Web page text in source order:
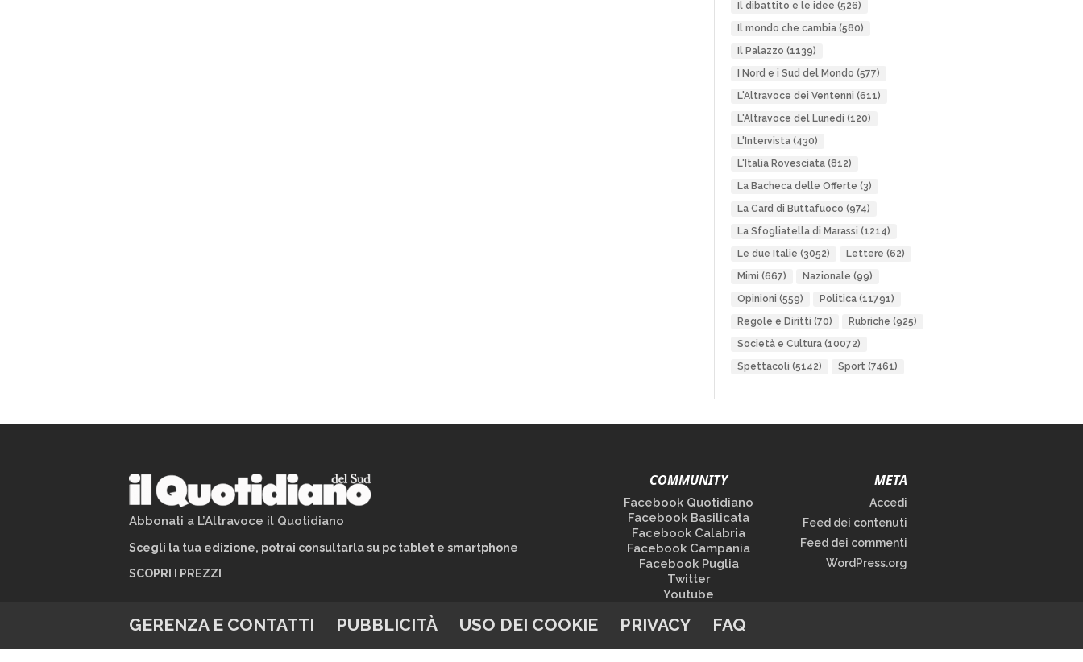
Il dibattito e le idee (526)
Il mondo che cambia(580)
Il Palazzo (1139)
I Nord e i Sud del Mondo (577)
L'Altravoce dei Ventenni (611)
L'Altravoce del Lunedì (120)
L'Intervista(430)
L'Italia Rovesciata(812)
La Bacheca delle Offerte (3)
La Card di Buttafuoco (974)
La Sfogliatella di Marassi (1214)
Le due Italie (3052) Lettere (62)
Mimì (667) Nazionale (99)
Opinioni (559) Politica(11791)
Regole e Diritti (70) Rubriche (925)
Società e Cultura(10072)
Spettacoli (5142) Sport(7461)
Abbonati a L’Altravoce il Quotidiano
Scegli la tua edizione, potrai consultarla su pc tablet e smartphone
SCOPRI I PREZZI
COMMUNITY
Facebook Quotidiano
Facebook Basilicata
Facebook Calabria
Facebook Campania
Facebook Puglia
Twitter
Youtube
META
Accedi
Feed dei contenuti
Feed dei commenti
WordPress.org
GERENZA E CONTATTI PUBBLICITÀ USO DEI COOKIE PRIVACY FAQ